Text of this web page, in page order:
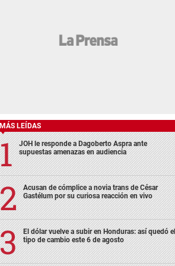
MÁS LEÍDAS
JOH le responde a Dagoberto Aspra ante
supuestas amenazas en audiencia
Acusan de cómplice a novia trans de César
Gastélum por su curiosa reacción en vivo
El dólar vuelve a subir en Honduras: así quedó el
tipo de cambio este 6 de agosto